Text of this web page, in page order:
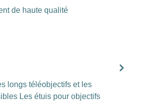
de haute qualité
longs téléobjectifs et les
Les étuis pour objectifs